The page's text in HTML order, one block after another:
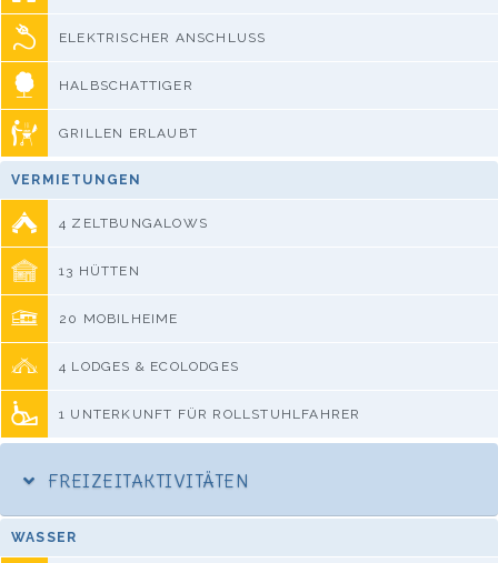
ELEKTRISCHER ANSCHLUSS
HALBSCHATTIGER
GRILLEN ERLAUBT
VERMIETUNGEN
4 ZELTBUNGALOWS
13 HÜTTEN
20 MOBILHEIME
4 LODGES & ECOLODGES
1 UNTERKUNFT FÜR ROLLSTUHLFAHRER
FREIZEITAKTIVITÄTEN
WASSER